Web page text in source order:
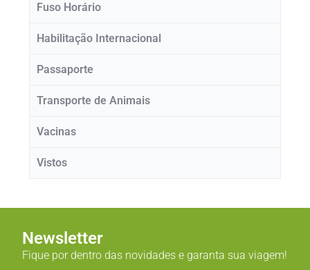
Fuso Horário
Habilitação Internacional
Passaporte
Transporte de Animais
Vacinas
Vistos
Newsletter
Fique por dentro das novidades e garanta sua viagem!